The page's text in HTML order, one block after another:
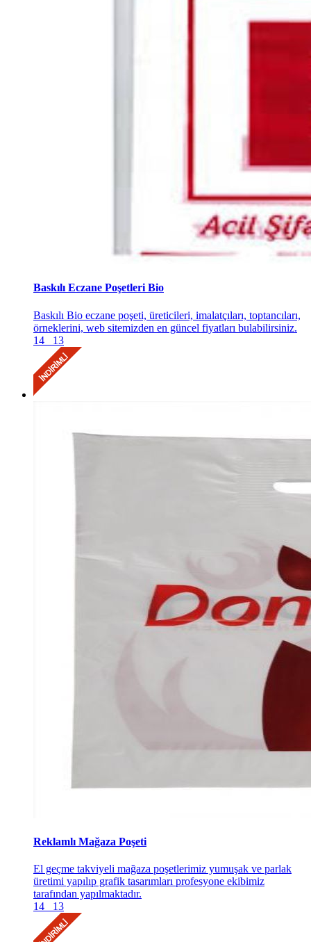
Baskılı Eczane Poşetleri Bio
Baskılı Bio eczane poşeti, üreticileri, imalatçıları, toptancıları,
örneklerini, web sitemizden en güncel fiyatları bulabilirsiniz.
14
13
Reklamlı Mağaza Poşeti
El geçme takviyeli mağaza poşetlerimiz yumuşak ve parlak
üretimi yapılıp grafik tasarımları profesyone ekibimiz
tarafından yapılmaktadır.
14
13